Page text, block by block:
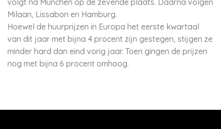
volgt na München op de zevende plaats. Daarna volgen
Milaan, Lissabon en Hamburg.
Hoewel de huurprijzen in Europa het eerste kwartaal
van dit jaar met bijna 4 procent zijn gestegen, stijgen ze
minder hard dan eind vorig jaar. Toen gingen de prijzen
nog met bijna 6 procent omhoog.